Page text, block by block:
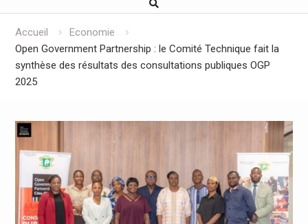
Accueil
Economie
Open Government Partnership : le Comité Technique fait la
synthèse des résultats des consultations publiques OGP
2025